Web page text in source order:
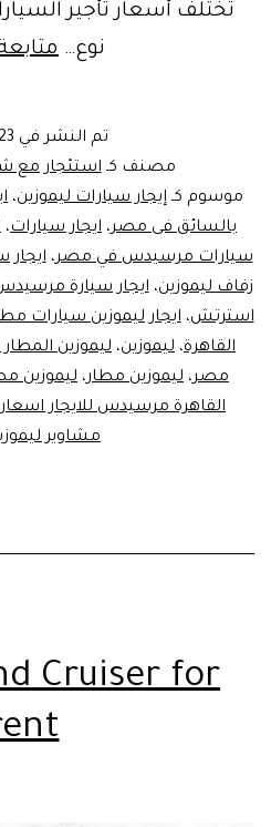
تختلف أسعار تأجير
نوع…
تم النشر في
مصنف كـاستئجار مع
موسوم كـ إيجار سيارات ليموزين،
بالسائق فى مصر، ايجار سيارات،
سيارات مرسيدس في مصر،ايجار
زفاف ليموزين،ايجار سيارة
استرتش،ايجار ليموزين سيارات
القاهرة، ليموزين، ليموزين المطار
مصر، ليموزين مطار، ليموزين
القاهرة مرسيدس للايجار
مشاوير
Cruiser for